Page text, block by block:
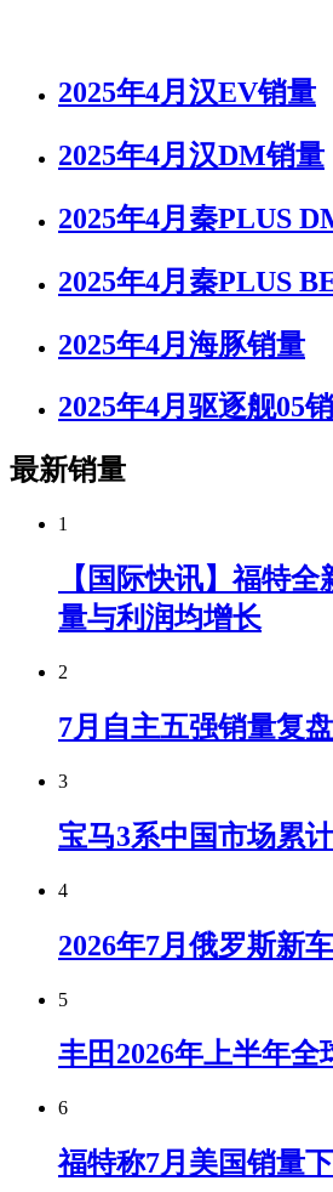
2025年4月汉EV销量
2025年4月汉DM销量
2025年4月秦PLUS
2025年4月秦PLUS
2025年4月海豚销量
2025年4月驱逐舰05
最新销量
1
【国际快讯】福特
量与利润均增长
2
7月自主五强销量复
3
宝马3系中国市场累
4
2026年7月俄罗斯新
5
丰田2026年上半年
6
福特称7月美国销量